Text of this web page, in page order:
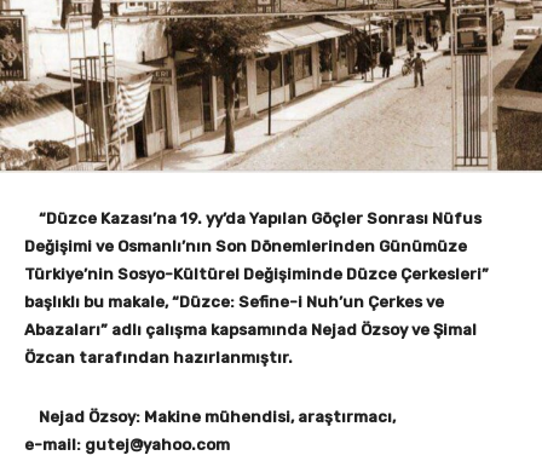
“Düzce Kazası’na 19. yy’da Yapılan Göçler Sonrası Nüfus
Değişimi ve Osmanlı’nın Son Dönemlerinden Günümüze
Türkiye’nin Sosyo-Kültürel Değişiminde Düzce Çerkesleri”
başlıklı bu makale, “Düzce: Sefine-i Nuh’un Çerkes ve
Abazaları” adlı çalışma kapsamında Nejad Özsoy ve Şimal
Özcan tarafından hazırlanmıştır.
Nejad Özsoy: Makine mühendisi, araştırmacı,
e-mail: gutej@yahoo.com